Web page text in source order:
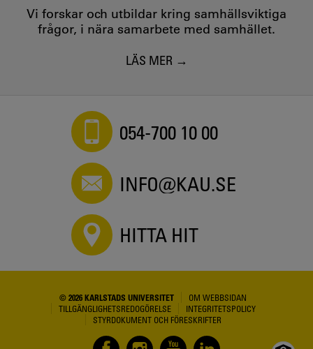
Vi forskar och utbildar kring samhällsviktiga
frågor, i nära samarbete med samhället.
LÄS MER
054-700 10 00
INFO@KAU.SE
HITTA HIT
© 2026 KARLSTADS UNIVERSITET
OM WEBBSIDAN
TILLGÄNGLIGHETSREDOGÖRELSE
INTEGRITETSPOLICY
STYRDOKUMENT OCH FÖRESKRIFTER